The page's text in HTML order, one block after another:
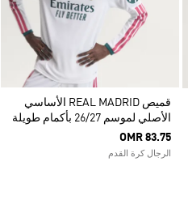
قميص REAL MADRID الأساسي
الأصلي لموسم 26/27 بأكمام طويلة
OMR 83.75
الرجال كرة القدم